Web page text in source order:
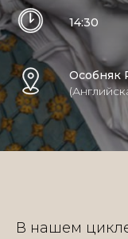
14:30
Особняк
В нашем